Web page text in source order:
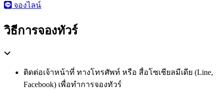
จองไลน์
วิธีการจองทัวร์
ติดต่อเจ้าหน้าที่ ทางโทรศัพท์ หรือ สื่อโซเชียลมีเดีย (Line,
Facebook) เพื่อทำการจองทัวร์